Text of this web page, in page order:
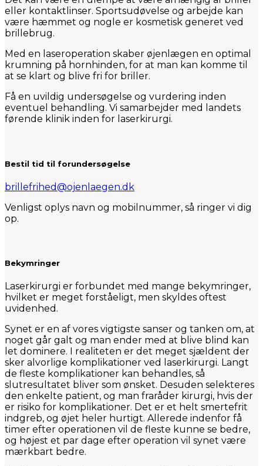
eller kontaktlinser. Sportsudøvelse og arbejde kan
være hæmmet og nogle er kosmetisk generet ved
brillebrug.
Med en laseroperation skaber øjenlægen en optimal
krumning på hornhinden, for at man kan komme til
at se klart og blive fri for briller.
Få en uvildig undersøgelse og vurdering inden
eventuel behandling. Vi samarbejder med landets
førende klinik inden for laserkirurgi.
Bestil tid til forundersøgelse
brillefrihed@ojenlaegen.dk
Venligst oplys navn og mobilnummer, så ringer vi dig
op.
Bekymringer
Laserkirurgi er forbundet med mange bekymringer,
hvilket er meget forståeligt, men skyldes oftest
uvidenhed.
Synet er en af vores vigtigste sanser og tanken om, at
noget går galt og man ender med at blive blind kan
let dominere. I realiteten er det meget sjældent der
sker alvorlige komplikationer ved laserkirurgi. Langt
de fleste komplikationer kan behandles, så
slutresultatet bliver som ønsket. Desuden selekteres
den enkelte patient, og man fraråder kirurgi, hvis der
er risiko for komplikationer. Det er et helt smertefrit
indgreb, og øjet heler hurtigt. Allerede indenfor få
timer efter operationen vil de fleste kunne se bedre,
og højest et par dage efter operation vil synet være
mærkbart bedre.